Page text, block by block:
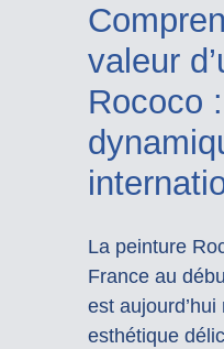
valeur
Rococo
La peinture
France au
est
esthétique